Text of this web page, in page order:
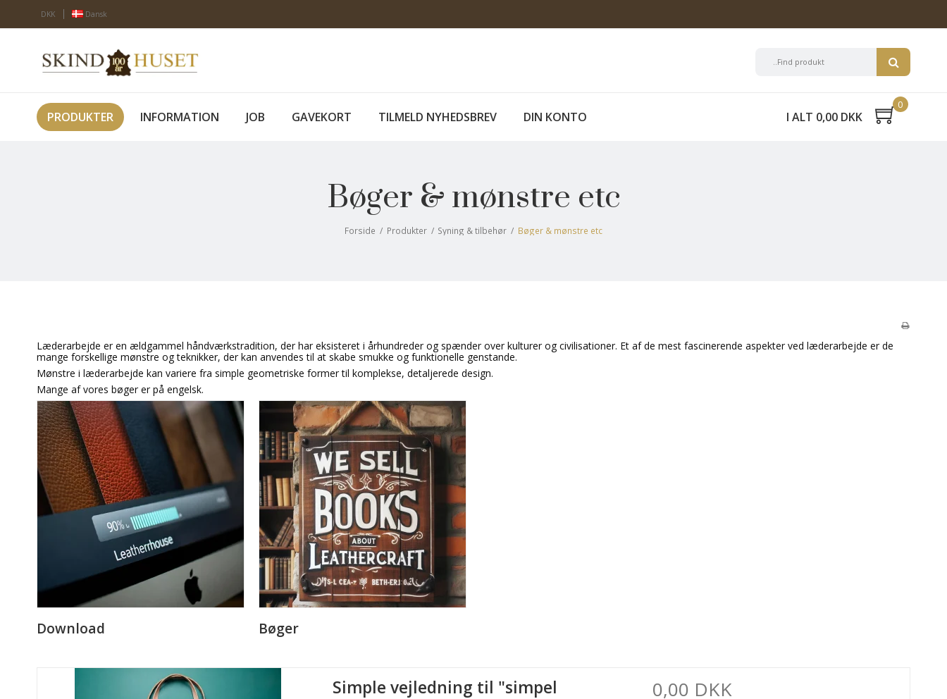
DKK Dansk
PRODUKTER INFORMATION JOB GAVEKORT TILMELD NYHEDSBREV DIN KONTO I ALT 0,00 DKK
0
Bøger & mønstre etc
Forside / Produkter / Syning & tilbehør / Bøger & mønstre etc
Læderarbejde er en ældgammel håndværkstradition, der har eksisteret i århundreder og spænder over kulturer og civilisationer. Et af de mest fascinerende aspekter ved læderarbejde er de
mange forskellige mønstre og teknikker, der kan anvendes til at skabe smukke og funktionelle genstande.
Mønstre i læderarbejde kan variere fra simple geometriske former til komplekse, detaljerede design.
Mange af vores bøger er på engelsk.
Download Bøger
Simple vejledning til "simpel
0,00 DKK